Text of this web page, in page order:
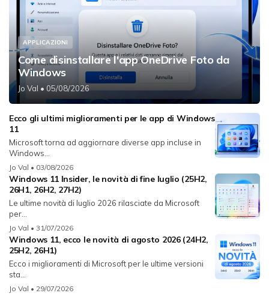
APPLICAZIONI
Come disinstallare l'app OneDrive Foto da
Windows
Jo Val • 05/08/2026
Ecco gli ultimi miglioramenti per le app di Windows
11
Microsoft torna ad aggiornare diverse app incluse in
Windows...
Jo Val • 03/08/2026
Windows 11 Insider, le novità di fine luglio (25H2,
26H1, 26H2, 27H2)
Le ultime novità di luglio 2026 rilasciate da Microsoft
per...
Jo Val • 31/07/2026
Windows 11, ecco le novità di agosto 2026 (24H2,
25H2, 26H1)
Ecco i miglioramenti di Microsoft per le ultime versioni
sta...
Jo Val • 29/07/2026